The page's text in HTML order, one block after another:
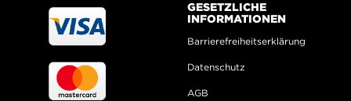
GESETZLICHE
INFORMATIONEN
Barrierefreiheitserklärung
Datenschutz
AGB